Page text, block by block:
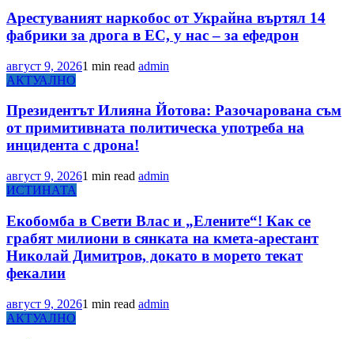
Арестуваният наркобос от Украйна въртял 14
фабрики за дрога в ЕС, у нас – за ефедрон
август 9, 20261 min read admin
АКТУАЛНО
Президентът Илияна Йотова: Разочарована съм
от примитивната политическа употреба на
инцидента с дрона!
август 9, 20261 min read admin
ИСТИНАТА
Екобомба в Свети Влас и „Елените“! Как се
грабят милиони в сянката на кмета-арестант
Николай Димитров, докато в морето текат
фекалии
август 9, 20261 min read admin
АКТУАЛНО